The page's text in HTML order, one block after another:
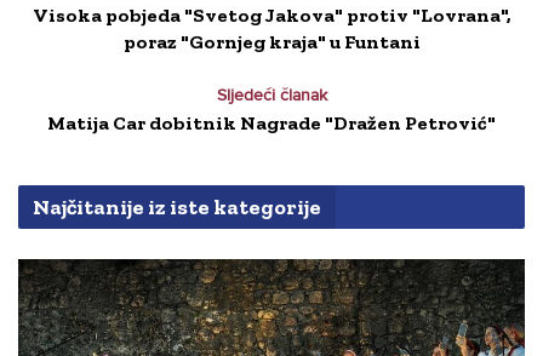
Visoka pobjeda "Svetog Jakova" protiv "Lovrana",
poraz "Gornjeg kraja" u Funtani
Sljedeći članak
Matija Car dobitnik Nagrade "Dražen Petrović"
Najčitanije iz iste kategorije